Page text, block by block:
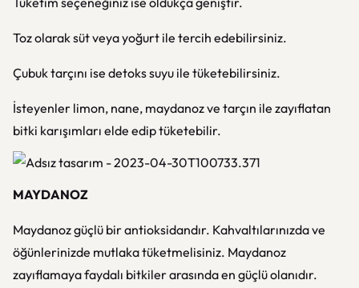
Toz olarak süt veya yoğurt ile tercih edebilirsiniz.
Çubuk tarçını ise detoks suyu ile tüketebilirsiniz.
İsteyenler limon, nane, maydanoz ve tarçın ile zayıflatan
bitki karışımları elde edip tüketebilir.
MAYDANOZ
Maydanoz güçlü bir antioksidandır. Kahvaltılarınızda ve
öğünlerinizde mutlaka tüketmelisiniz. Maydanoz
zayıflamaya faydalı bitkiler arasında en güçlü olanıdır.